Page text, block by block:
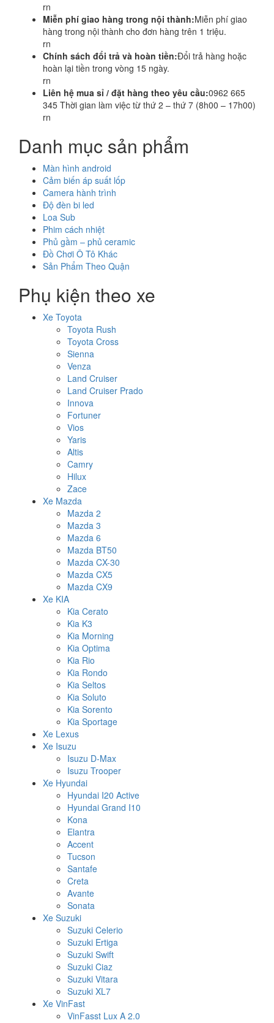
rn
Miễn phí giao hàng trong nội thành:Miễn phí giao
hàng trong nội thành cho đơn hàng trên 1 triệu.
rn
Chính sách đổi trả và hoàn tiền:Đổi trả hàng hoặc
hoàn lại tiền trong vòng 15 ngày.
rn
Liên hệ mua sỉ / đặt hàng theo yêu cầu:0962 665
345 Thời gian làm việc từ thứ 2 – thứ 7 (8h00 – 17h00)
rn
Danh mục sản phẩm
Màn hình android
Cảm biến áp suất lốp
Camera hành trình
Độ đèn bi led
Loa Sub
Phim cách nhiệt
Phủ gầm – phủ ceramic
Đồ Chơi Ô Tô Khác
Sản Phẩm Theo Quận
Phụ kiện theo xe
Xe Toyota
Toyota Rush
Toyota Cross
Sienna
Venza
Land Cruiser
Land Cruiser Prado
Innova
Fortuner
Vios
Yaris
Altis
Camry
Hilux
Zace
Xe Mazda
Mazda 2
Mazda 3
Mazda 6
Mazda BT50
Mazda CX-30
Mazda CX5
Mazda CX9
Xe KIA
Kia Cerato
Kia K3
Kia Morning
Kia Optima
Kia Rio
Kia Rondo
Kia Seltos
Kia Soluto
Kia Sorento
Kia Sportage
Xe Lexus
Xe Isuzu
Isuzu D-Max
Isuzu Trooper
Xe Hyundai
Hyundai I20 Active
Hyundai Grand I10
Kona
Elantra
Accent
Tucson
Santafe
Creta
Avante
Sonata
Xe Suzuki
Suzuki Celerio
Suzuki Ertiga
Suzuki Swift
Suzuki Ciaz
Suzuki Vitara
Suzuki XL7
Xe VinFast
VinFasst Lux A 2.0